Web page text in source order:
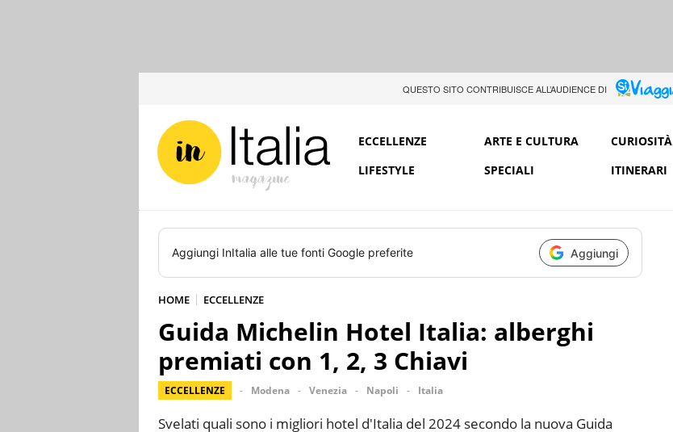
QUESTO SITO CONTRIBUISCE ALL’AUDIENCE DI
ECCELLENZE ARTE E CULTURA CURIOSITÀ
LIFESTYLE
SPECIALI ITINERARI
Aggiungi InItalia alle tue fonti Google preferite Aggiungi
HOME ECCELLENZE
Guida Michelin Hotel Italia: alberghi
premiati con 1, 2, 3 Chiavi
ECCELLENZE Modena Venezia Napoli Italia
Svelati quali sono i migliori hotel d'Italia del 2024 secondo la nuova Guida